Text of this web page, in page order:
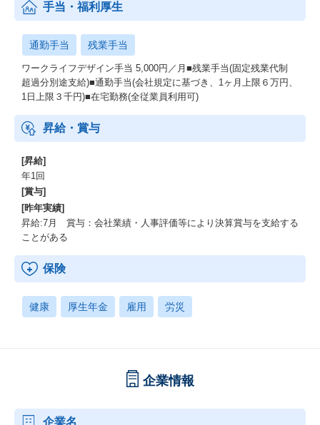
手当・福利厚生
通勤手当 残業手当
ワークライフデザイン手当 5,000円／月■残業手当(固定残業代制
超過分別途支給)■通勤手当(会社規定に基づき、1ヶ月上限６万円、
1日上限３千円)■在宅勤務(全従業員利用可)
昇給・賞与
[昇給]
年1回
[賞与]
[昨年実績]
昇給:7月 賞与：会社業績・人事評価等により決算賞与を支給する
ことがある
保険
健康 厚生年金 雇用 労災
企業情報
企業名